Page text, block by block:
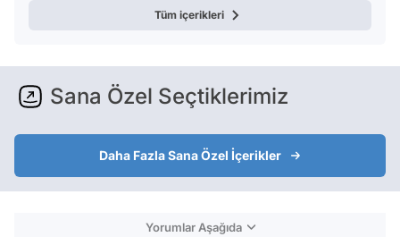
Tüm içerikleri
Sana Özel Seçtiklerimiz
Daha Fazla Sana Özel İçerikler
Yorumlar Aşağıda